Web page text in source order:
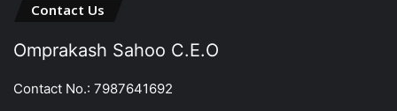
Contact Us
Omprakash Sahoo C.E.O
Contact No.: 7987641692